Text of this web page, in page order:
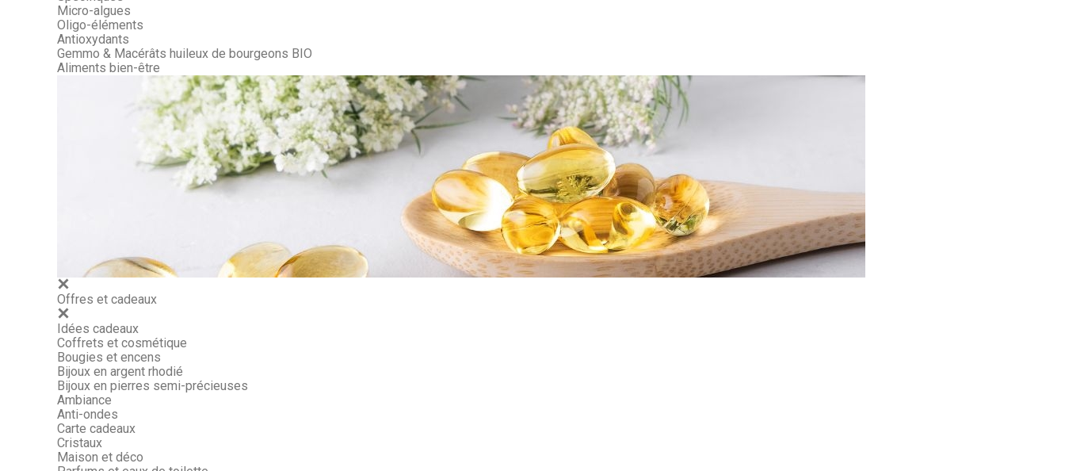
Micro-algues
Oligo-éléments
Antioxydants
Gemmo & Macérâts huileux de bourgeons BIO
Aliments bien-être
Offres et cadeaux
Idées cadeaux
Coffrets et cosmétique
Bougies et encens
Bijoux en argent rhodié
Bijoux en pierres semi-précieuses
Ambiance
Anti-ondes
Carte cadeaux
Cristaux
Maison et déco